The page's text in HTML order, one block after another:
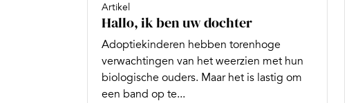
Artikel
Hallo, ik ben uw dochter
Adoptiekinderen hebben torenhoge
verwachtingen van het weerzien met hun
biologische ouders. Maar het is lastig om
een band op te...